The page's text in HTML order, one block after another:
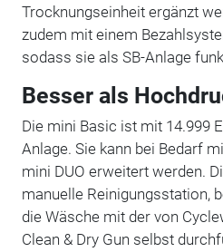
Trocknungseinheit ergänzt
zudem mit einem
sodass sie als SB-Anlage
Besser als
Die mini Basic ist mit 14.999
Anlage. Sie kann bei Bedarf
mini DUO erweitert werden.
manuelle Reinigungsstation,
die Wäsche mit der von
Clean & Dry Gun selbst